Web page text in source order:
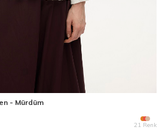
- Mürdüm
21 Renk